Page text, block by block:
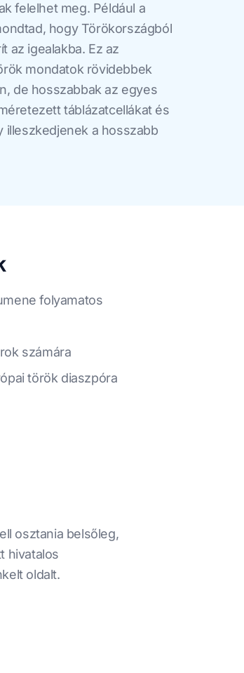
felelhet meg. Például a
hogy Törökországból
az igealakba. Ez az
mondatok rövidebbek
de hosszabbak az egyes
táblázatcellákat és
illeszkedjenek a hosszabb
folyamatos
számára
török diaszpóra
osztania belsőleg,
hivatalos
oldalt.